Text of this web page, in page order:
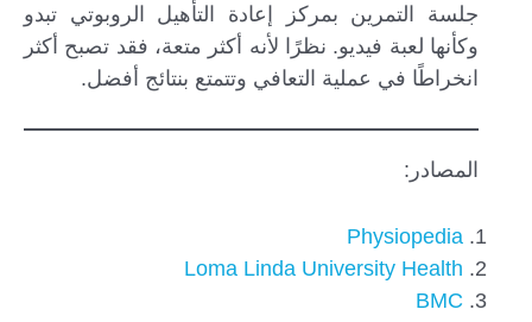
جلسة التمرين بمركز إعادة التأهيل الروبوتي تبدو
وكأنها لعبة فيديو. نظرًا لأنه أكثر متعة، فقد تصبح أكثر
انخراطًا في عملية التعافي وتتمتع بنتائج أفضل.
المصادر:
Physiopedia
Loma Linda University Health
BMC